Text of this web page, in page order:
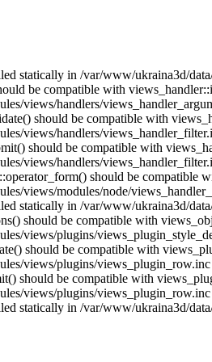
statically in /var/www/ukraina3d/
be compatible with
views/handlers/
should be compatible with
views/handlers/
should be compatible with
views/handlers/
should be
views/modules/node/
statically in /var/www/ukraina3d/
should be compatible with
views/plugins/
should be compatible with
views/plugins/
should be compatible with
views/plugins/
statically in /var/www/ukraina3d/